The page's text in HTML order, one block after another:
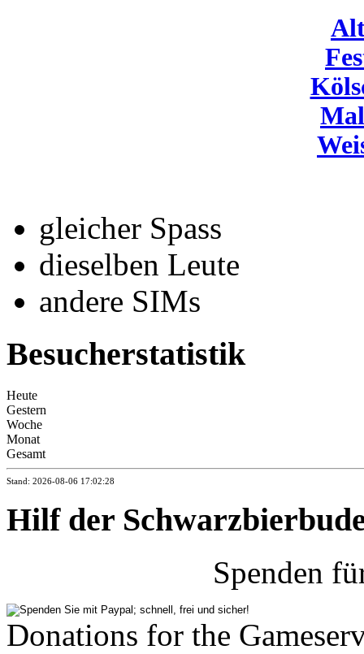
gleicher Spass
dieselben Leute
andere SIMs
Besucherstatistik
Heute
Gestern
Woche
Monat
Gesamt
Stand: 2026-08-06 17:02:28
Hilf der
Spenden
Donations for the